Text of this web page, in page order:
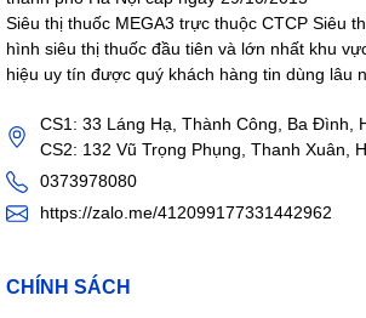
Siêu thị thuốc MEGA3 trực thuộc CTCP Siêu
hình siêu thị thuốc đầu tiên và lớn nhất khu
hiệu uy tín được quý khách hàng tin dùng lâu
CS1: 33 Láng Hạ, Thành Công, Ba Đình,
CS2: 132 Vũ Trọng Phụng, Thanh Xuân,
0373978080
https://zalo.me/412099177331442962
CHÍNH SÁCH